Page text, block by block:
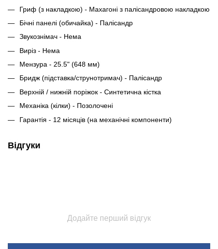
Гриф (з накладкою) - Махагоні з палісандровою накладкою
Бічні панелі (обичайка) - Палісандр
Звукознімач - Нема
Виріз - Нема
Мензура - 25.5" (648 мм)
Бридж (підставка/струнотримач) - Палісандр
Верхній / нижній поріжок - Синтетична кістка
Механіка (кілки) - Позолочені
Гарантія - 12 місяців (на механічні компоненти)
Відгуки
Додайте перший відгук